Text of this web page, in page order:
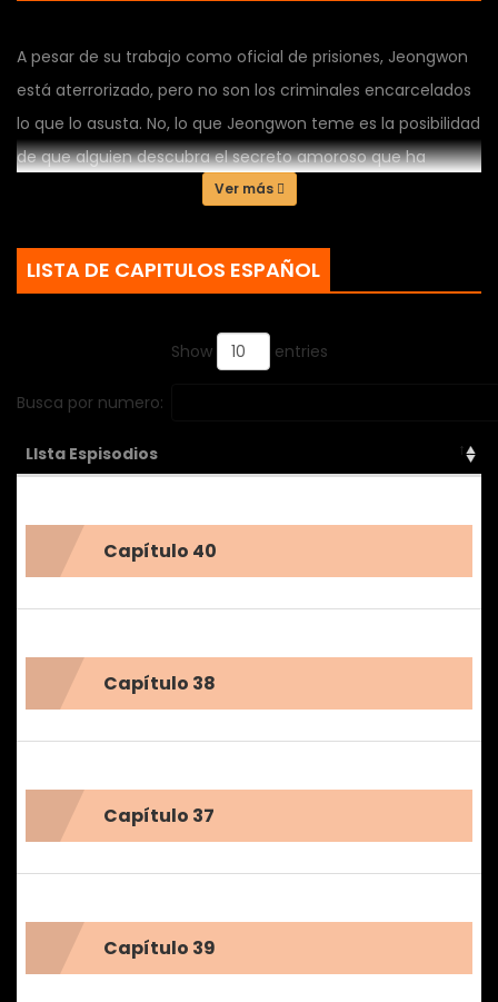
A pesar de su trabajo como oficial de prisiones, Jeongwon
está aterrorizado, pero no son los criminales encarcelados
lo que lo asusta. No, lo que Jeongwon teme es la posibilidad
de que alguien descubra el secreto amoroso que ha
estado guardando por su hermanastro, Yejun. Pero cuando
concreto, Jeongwon ya no podrá ocultarse más. Obligado
a enfrentar su pasado, ¿quedará Jeongwon eternamente
prisión que él mismo ha creado?
Ver más
LISTA DE CAPITULOS ESPAÑOL
Show entries
Busca por numero:
LIsta Espisodios
Capítulo 40
Capítulo 38
Capítulo 37
Capítulo 39